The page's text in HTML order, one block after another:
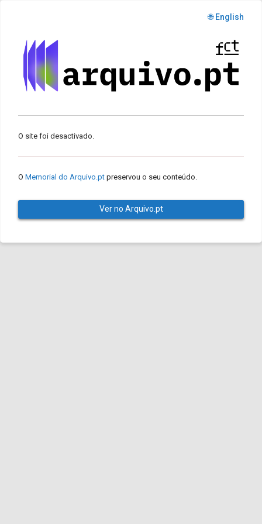
🌐 English
O site foi desactivado.
O Memorial do Arquivo.pt preservou o seu conteúdo.
Ver no Arquivo.pt